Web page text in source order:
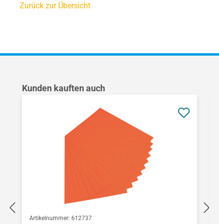
Zurück zur Übersicht
Produktgalerie überspringen
Kunden kauften auch
Artikelnummer: 612737